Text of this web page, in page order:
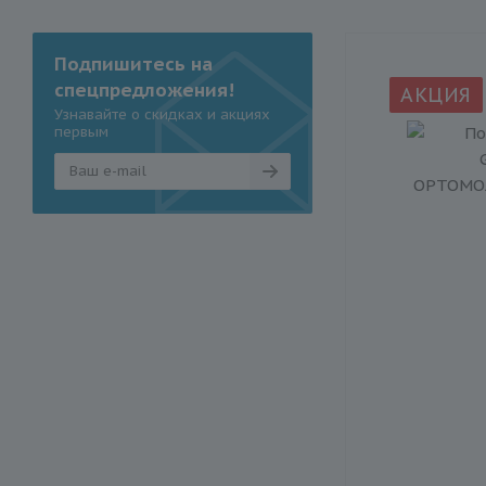
АКЦИЯ
Подпишитесь на
спецпредложения!
Узнавайте о скидках и акциях
первым